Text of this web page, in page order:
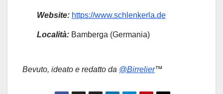
Website: https://www.schlenkerla.de
Località:Bamberga (Germania)
Bevuto, ideato e redatto da @Birrelier™